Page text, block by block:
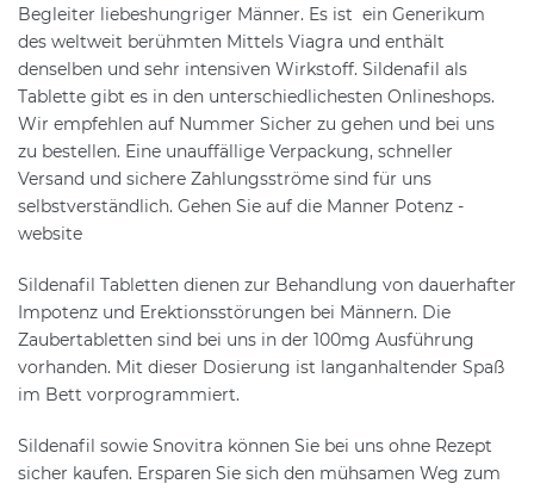
Begleiter liebeshungriger Männer. Es ist ein Generikum
des weltweit berühmten Mittels Viagra und enthält
denselben und sehr intensiven Wirkstoff. Sildenafil als
Tablette gibt es in den unterschiedlichesten Onlineshops.
Wir empfehlen auf Nummer Sicher zu gehen und bei uns
zu bestellen. Eine unauffällige Verpackung, schneller
Versand und sichere Zahlungsströme sind für uns
selbstverständlich. Gehen Sie auf die Manner Potenz -
website
Sildenafil Tabletten dienen zur Behandlung von dauerhafter
Impotenz und Erektionsstörungen bei Männern. Die
Zaubertabletten sind bei uns in der 100mg Ausführung
vorhanden. Mit dieser Dosierung ist langanhaltender Spaß
im Bett vorprogrammiert.
Sildenafil sowie Snovitra können Sie bei uns ohne Rezept
sicher kaufen. Ersparen Sie sich den mühsamen Weg zum